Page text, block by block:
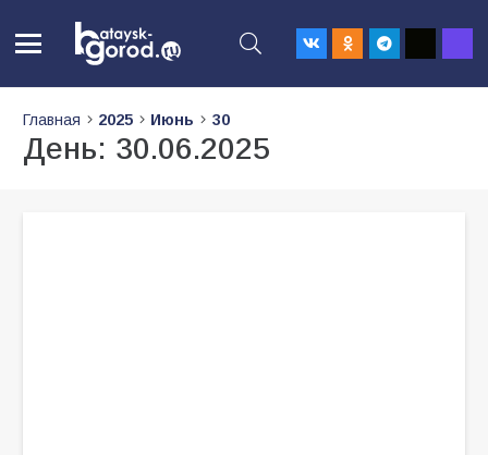
Главная 2025 Июнь 30
День: 30.06.2025